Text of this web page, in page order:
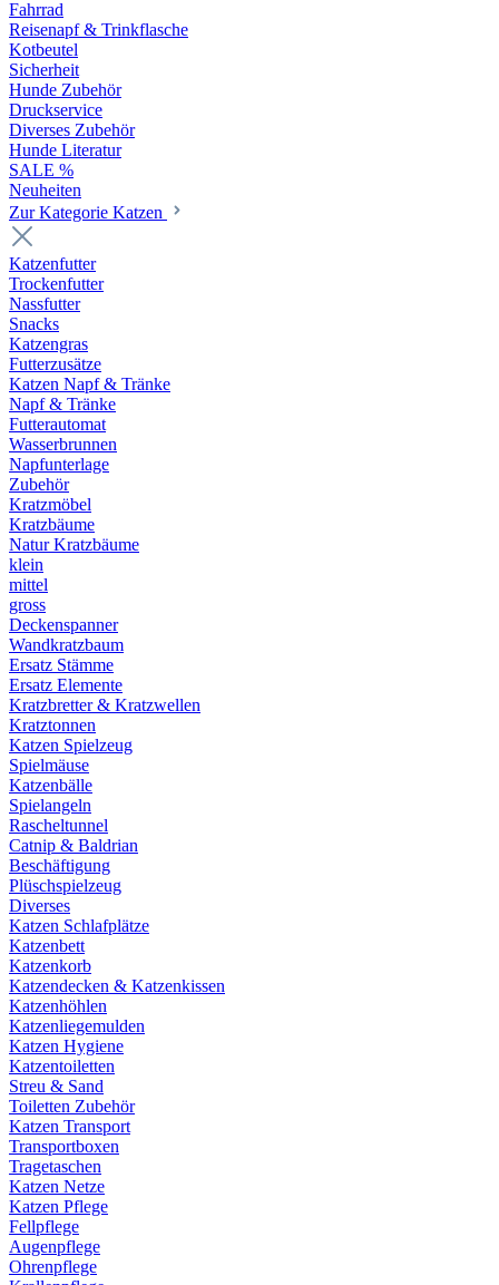
Fahrrad
Reisenapf & Trinkflasche
Kotbeutel
Sicherheit
Hunde Zubehör
Druckservice
Diverses Zubehör
Hunde Literatur
SALE %
Neuheiten
Zur Kategorie Katzen
Katzenfutter
Trockenfutter
Nassfutter
Snacks
Katzengras
Futterzusätze
Katzen Napf & Tränke
Napf & Tränke
Futterautomat
Wasserbrunnen
Napfunterlage
Zubehör
Kratzmöbel
Kratzbäume
Natur Kratzbäume
klein
mittel
gross
Deckenspanner
Wandkratzbaum
Ersatz Stämme
Ersatz Elemente
Kratzbretter & Kratzwellen
Kratztonnen
Katzen Spielzeug
Spielmäuse
Katzenbälle
Spielangeln
Rascheltunnel
Catnip & Baldrian
Beschäftigung
Plüschspielzeug
Diverses
Katzen Schlafplätze
Katzenbett
Katzenkorb
Katzendecken & Katzenkissen
Katzenhöhlen
Katzenliegemulden
Katzen Hygiene
Katzentoiletten
Streu & Sand
Toiletten Zubehör
Katzen Transport
Transportboxen
Tragetaschen
Katzen Netze
Katzen Pflege
Fellpflege
Augenpflege
Ohrenpflege